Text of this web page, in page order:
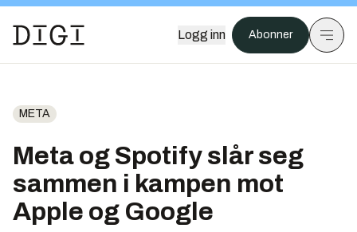
Logg inn Abonner
META
Meta og Spotify slår seg
sammen i kampen mot
Apple og Google